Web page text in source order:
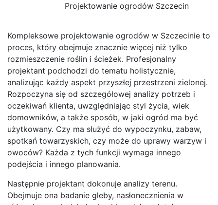
Projektowanie ogrodów Szczecin
Kompleksowe projektowanie ogrodów w Szczecinie to
proces, który obejmuje znacznie więcej niż tylko
rozmieszczenie roślin i ścieżek. Profesjonalny
projektant podchodzi do tematu holistycznie,
analizując każdy aspekt przyszłej przestrzeni zielonej.
Rozpoczyna się od szczegółowej analizy potrzeb i
oczekiwań klienta, uwzględniając styl życia, wiek
domowników, a także sposób, w jaki ogród ma być
użytkowany. Czy ma służyć do wypoczynku, zabaw,
spotkań towarzyskich, czy może do uprawy warzyw i
owoców? Każda z tych funkcji wymaga innego
podejścia i innego planowania.
Następnie projektant dokonuje analizy terenu.
Obejmuje ona badanie gleby, nasłonecznienia w